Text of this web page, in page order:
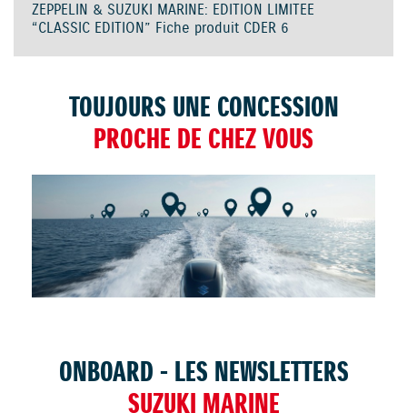
ZEPPELIN & SUZUKI MARINE: EDITION LIMITEE
“CLASSIC EDITION” Fiche produit CDER 6
TOUJOURS UNE CONCESSION
PROCHE DE CHEZ VOUS
TROUVER UNE CONCESSION
ONBOARD - LES NEWSLETTERS